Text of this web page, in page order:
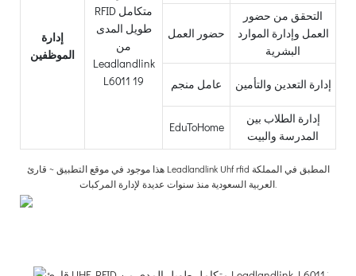
إدارة
الموظفين
حضور العمل
التحقق من حضور
العمل وإدارة الموارد
البشرية
عامل منجم إدارة التعدين والتأمين
EduToHome
إدارة الطلاب بين
المدرسة والبيت
هذا موجود في موقع التطبيق ~ قارئ Leadlandlink Uhf rfid المطبق في المملكة